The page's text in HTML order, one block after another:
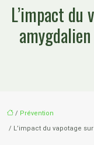
L’impact
/ Prévention
/ L’impact du vapotage